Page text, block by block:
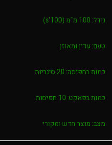
גודל:
טעם: עדין ומאוזן
כמות בחפיסה:
כמות בפאקט:
מצב: מוצר חדש ומקורי